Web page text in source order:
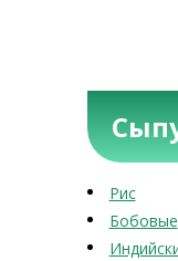
Рис
Бобовые